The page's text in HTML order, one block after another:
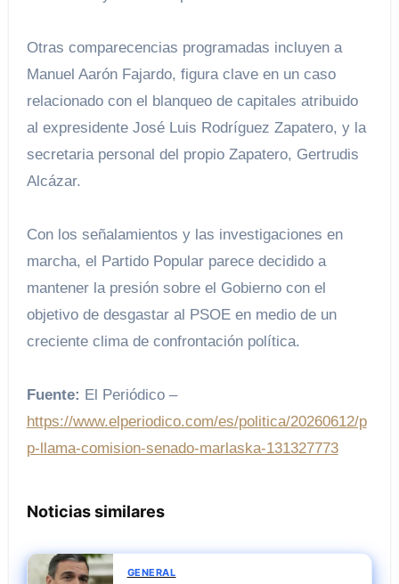
Otras comparecencias programadas incluyen a
Manuel Aarón Fajardo, figura clave en un caso
relacionado con el blanqueo de capitales atribuido
al expresidente José Luis Rodríguez Zapatero, y la
secretaria personal del propio Zapatero, Gertrudis
Alcázar.
Con los señalamientos y las investigaciones en
marcha, el Partido Popular parece decidido a
mantener la presión sobre el Gobierno con el
objetivo de desgastar al PSOE en medio de un
creciente clima de confrontación política.
Fuente: El Periódico –
https://www.elperiodico.com/es/politica/20260612/p
p-llama-comision-senado-marlaska-131327773
Noticias similares
GENERAL